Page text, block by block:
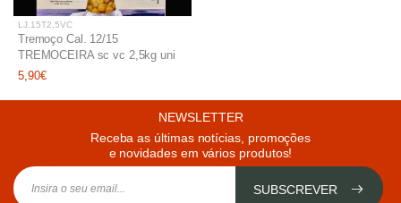
LJ.15T2,5VC
Tremoço Cal. 12/15
TREMOCEIRA sc vc 2,5kg uni
5,90€
NEWSLETTER
Receba as últimas notícias, promoções
e novidades em vários produtos!
SUBSCREVER